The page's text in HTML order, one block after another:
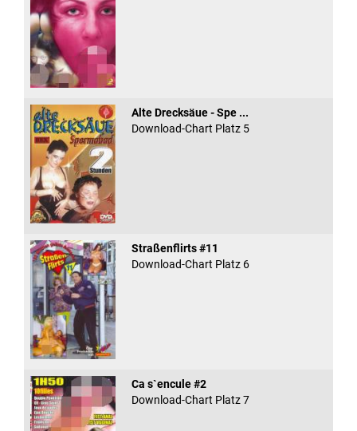
Alte Drecksäue - Spe ...
Download-Chart Platz 5
Straßenflirts #11
Download-Chart Platz 6
Ca s`encule #2
Download-Chart Platz 7